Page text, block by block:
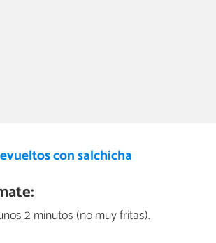
con salchicha
2 minutos (no muy fritas).